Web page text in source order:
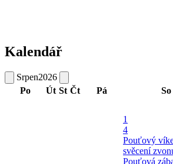
Kalendář
Srpen2026
Po
Út St Čt Pá So
1
4
Pouťový
svěcení
Pouťová